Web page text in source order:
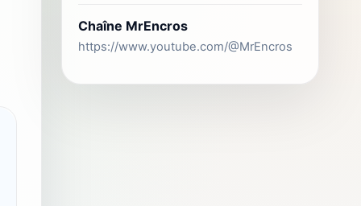
Chaîne MrEncros
https://www.youtube.com/@MrEncros